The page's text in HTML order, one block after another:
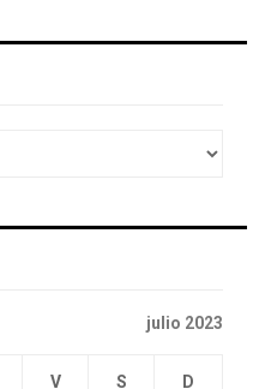
julio 2023
V S D